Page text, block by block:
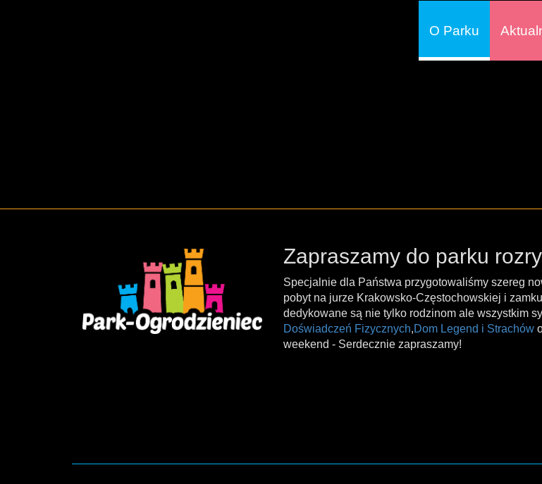
O Parku
Zapraszamy do parku
Specjalnie dla Państwa przygotowaliśmy szereg
pobyt na jurze Krakowsko-Częstochowskiej i
dedykowane są nie tylko rodzinom ale wszystkim
Doświadczeń Fizycznych,Dom Legend i Strachów
weekend - Serdecznie zapraszamy!